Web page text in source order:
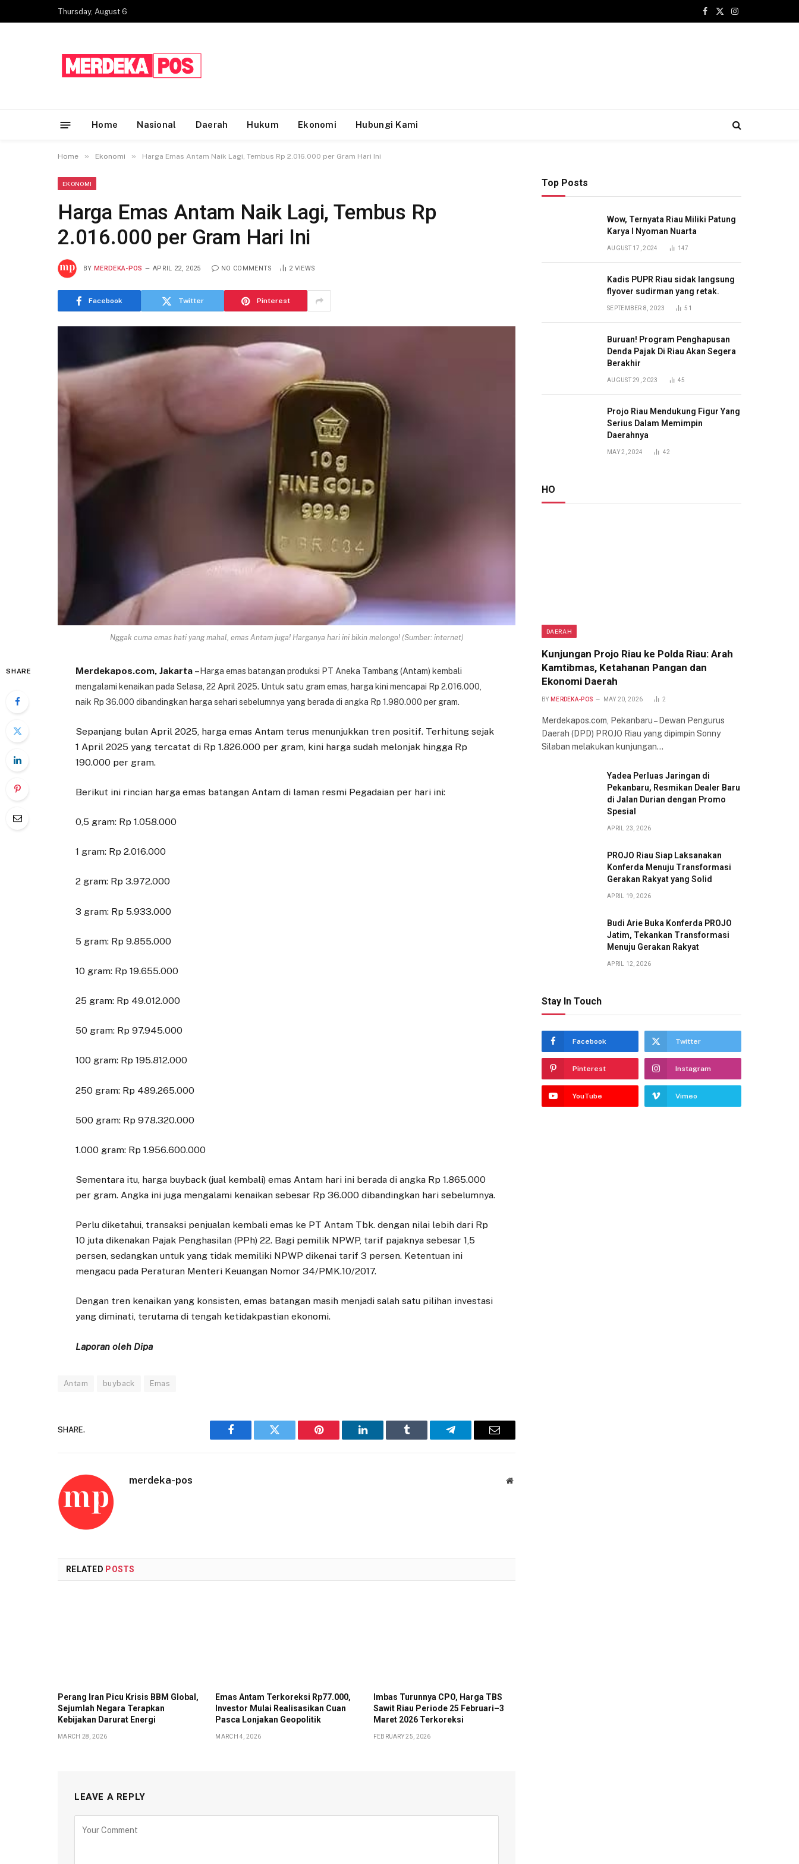
Thursday, August 6
Facebook
X
Instagram
Home Nasional Daerah Hukum Ekonomi Hubungi Kami
Home » Ekonomi » Harga Emas Antam Naik Lagi, Tembus Rp 2.016.000 per Gram Hari Ini
EKONOMI
Harga Emas Antam Naik Lagi, Tembus Rp
2.016.000 per Gram Hari Ini
BY MERDEKA-POS APRIL 22, 2025 NO COMMENTS 2 VIEWS
Facebook Twitter Pinterest
Nggak cuma emas hati yang mahal, emas Antam juga! Harganya hari ini bikin melongo! (Sumber: internet)
SHARE Merdekapos.com, Jakarta –Harga emas batangan produksi PT Aneka Tambang (Antam) kembali
mengalami kenaikan pada Selasa, 22 April 2025. Untuk satu gram emas, harga kini mencapai Rp 2.016.000,
naik Rp 36.000 dibandingkan harga sehari sebelumnya yang berada di angka Rp 1.980.000 per gram.
Sepanjang bulan April 2025, harga emas Antam terus menunjukkan tren positif. Terhitung sejak
1 April 2025 yang tercatat di Rp 1.826.000 per gram, kini harga sudah melonjak hingga Rp
190.000 per gram.
Berikut ini rincian harga emas batangan Antam di laman resmi Pegadaian per hari ini:
0,5 gram: Rp 1.058.000
1 gram: Rp 2.016.000
2 gram: Rp 3.972.000
3 gram: Rp 5.933.000
5 gram: Rp 9.855.000
10 gram: Rp 19.655.000
25 gram: Rp 49.012.000
50 gram: Rp 97.945.000
100 gram: Rp 195.812.000
250 gram: Rp 489.265.000
500 gram: Rp 978.320.000
1.000 gram: Rp 1.956.600.000
Sementara itu, harga buyback (jual kembali) emas Antam hari ini berada di angka Rp 1.865.000
per gram. Angka ini juga mengalami kenaikan sebesar Rp 36.000 dibandingkan hari sebelumnya.
Perlu diketahui, transaksi penjualan kembali emas ke PT Antam Tbk. dengan nilai lebih dari Rp
10 juta dikenakan Pajak Penghasilan (PPh) 22. Bagi pemilik NPWP, tarif pajaknya sebesar 1,5
persen, sedangkan untuk yang tidak memiliki NPWP dikenai tarif 3 persen. Ketentuan ini
mengacu pada Peraturan Menteri Keuangan Nomor 34/PMK.10/2017.
Dengan tren kenaikan yang konsisten, emas batangan masih menjadi salah satu pilihan investasi
yang diminati, terutama di tengah ketidakpastian ekonomi.
Laporan oleh Dipa
Antam buyback Emas
SHARE.
Facebook Twitter Pinterest LinkedIn Tumblr Telegram Email
merdeka-pos Website
RELATED POSTS
Perang Iran Picu Krisis BBM Global,
Sejumlah Negara Terapkan
Kebijakan Darurat Energi
MARCH 28, 2026
Emas Antam Terkoreksi Rp77.000,
Investor Mulai Realisasikan Cuan
Pasca Lonjakan Geopolitik
MARCH 4, 2026
Imbas Turunnya CPO, Harga TBS
Sawit Riau Periode 25 Februari–3
Maret 2026 Terkoreksi
FEBRUARY 25, 2026
LEAVE A REPLY
Top Posts
Wow, Ternyata Riau Miliki Patung
Karya I Nyoman Nuarta
AUGUST 17, 2024 147
Kadis PUPR Riau sidak langsung
flyover sudirman yang retak.
SEPTEMBER 8, 2023 51
Buruan! Program Penghapusan
Denda Pajak Di Riau Akan Segera
Berakhir
AUGUST 29, 2023 45
Projo Riau Mendukung Figur Yang
Serius Dalam Memimpin
Daerahnya
MAY 2, 2024 42
HO
DAERAH
Kunjungan Projo Riau ke Polda Riau: Arah
Kamtibmas, Ketahanan Pangan dan
Ekonomi Daerah
BY MERDEKA-POS MAY 20, 2026 2
Merdekapos.com, Pekanbaru – Dewan Pengurus
Daerah (DPD) PROJO Riau yang dipimpin Sonny
Silaban melakukan kunjungan…
Yadea Perluas Jaringan di
Pekanbaru, Resmikan Dealer Baru
di Jalan Durian dengan Promo
Spesial
APRIL 23, 2026
PROJO Riau Siap Laksanakan
Konferda Menuju Transformasi
Gerakan Rakyat yang Solid
APRIL 19, 2026
Budi Arie Buka Konferda PROJO
Jatim, Tekankan Transformasi
Menuju Gerakan Rakyat
APRIL 12, 2026
Stay In Touch
Facebook Twitter
Pinterest Instagram
YouTube Vimeo